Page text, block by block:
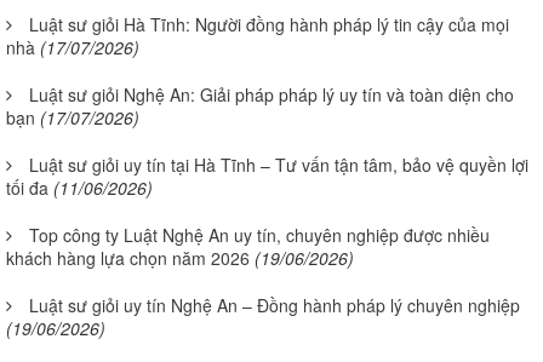
Luật sư giỏi Hà Tĩnh: Người đồng hành pháp lý tin cậy của mọi
nhà (17/07/2026)
Luật sư giỏi Nghệ An: Giải pháp pháp lý uy tín và toàn diện cho
bạn (17/07/2026)
Luật sư giỏi uy tín tại Hà Tĩnh – Tư vấn tận tâm, bảo vệ quyền lợi
tối đa (11/06/2026)
Top công ty Luật Nghệ An uy tín, chuyên nghiệp được nhiều
khách hàng lựa chọn năm 2026 (19/06/2026)
Luật sư giỏi uy tín Nghệ An – Đồng hành pháp lý chuyên nghiệp
(19/06/2026)